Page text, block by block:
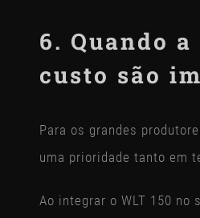
6. Quando
custo são
Para os grandes
uma prioridade tanto em
Ao integrar o WLT 150 no